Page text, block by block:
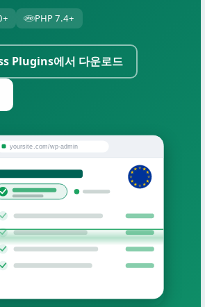
PHP 7.4+
Plugins에서 다운로드
yoursite.com/wp-admin